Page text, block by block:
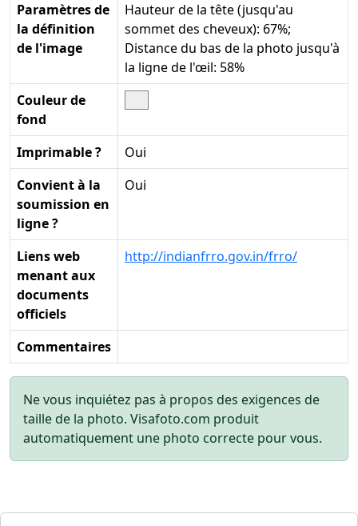
Paramètres de
la définition
de l'image
Hauteur de la tête (jusqu'au
sommet des cheveux): 67%;
Distance du bas de la photo jusqu'à
la ligne de l'œil: 58%
Couleur de
fond
Imprimable ?
Oui
Convient à la
soumission en
ligne ?
Oui
Liens web
menant aux
documents
officiels
http://indianfrro.gov.in/frro/
Commentaires
Ne vous inquiétez pas à propos des exigences de
taille de la photo. Visafoto.com produit
automatiquement une photo correcte pour vous.